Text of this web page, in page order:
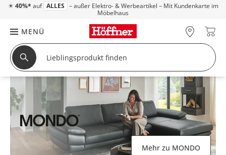
☀ 40%* auf ALLES – außer Elektro- & Werbeartikel – Mit Kundenkarte im
Möbelhaus
MENÜ
Mehr zu MONDO